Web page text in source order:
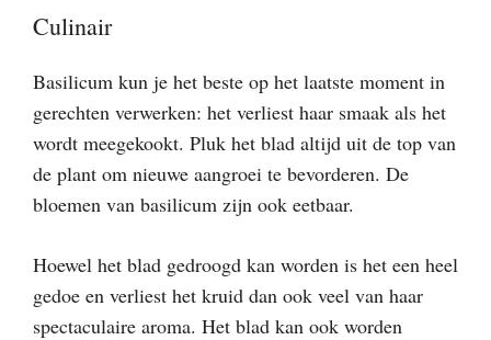
Culinair
Basilicum kun je het beste op het laatste moment in
gerechten verwerken: het verliest haar smaak als het
wordt meegekookt. Pluk het blad altijd uit de top van
de plant om nieuwe aangroei te bevorderen. De
bloemen van basilicum zijn ook eetbaar.
Hoewel het blad gedroogd kan worden is het een heel
gedoe en verliest het kruid dan ook veel van haar
spectaculaire aroma. Het blad kan ook worden